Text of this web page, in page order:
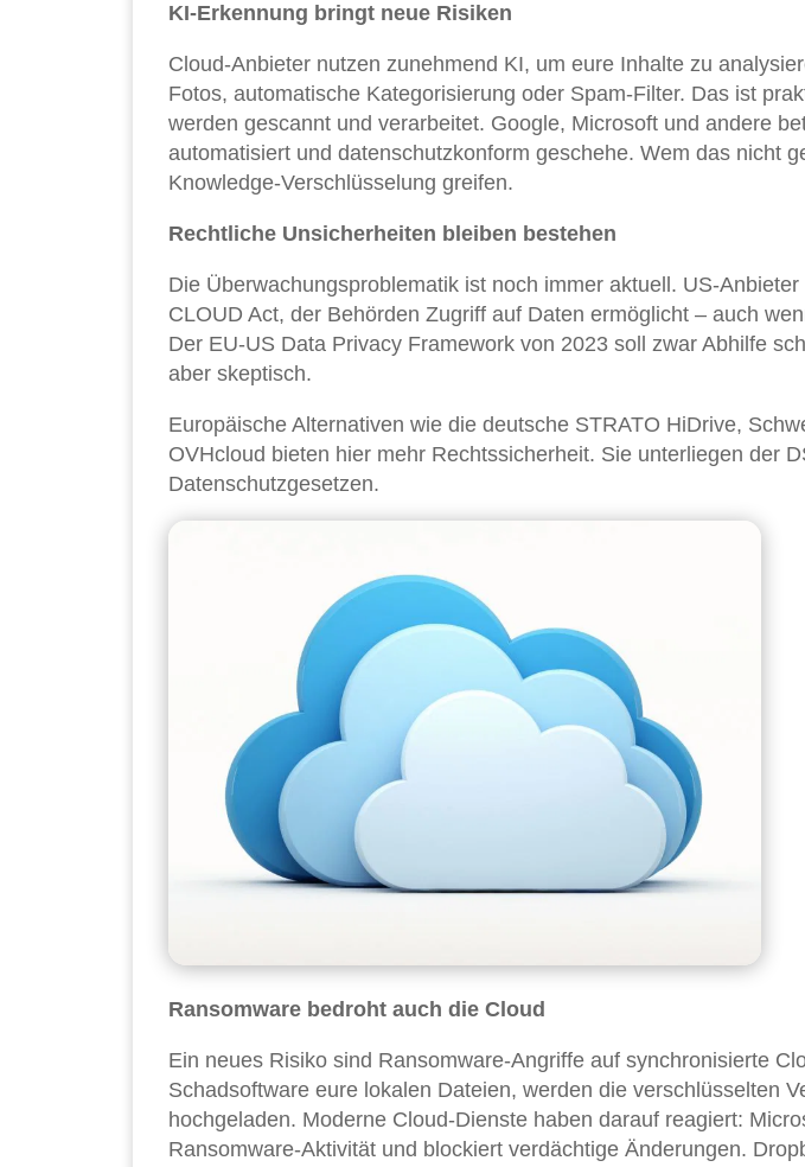
KI-Erkennung bringt neue Risiken
Cloud-Anbieter nutzen zunehmend KI, um eure Inhalte zu
Fotos, automatische Kategorisierung oder Spam-Filter. Das ist
werden gescannt und verarbeitet. Google, Microsoft und andere
automatisiert und datenschutzkonform geschehe. Wem das nicht
Knowledge-Verschlüsselung greifen.
Rechtliche Unsicherheiten bleiben bestehen
Die Überwachungsproblematik ist noch immer aktuell. US-
CLOUD Act, der Behörden Zugriff auf Daten ermöglicht – auch
Der EU-US Data Privacy Framework von 2023 soll zwar Abhilfe
aber skeptisch.
Europäische Alternativen wie die deutsche STRATO HiDrive,
OVHcloud bieten hier mehr Rechtssicherheit. Sie unterliegen der
Datenschutzgesetzen.
Ransomware bedroht auch die Cloud
Ein neues Risiko sind Ransomware-Angriffe auf synchronisierte
Schadsoftware eure lokalen Dateien, werden die verschlüsselten
hochgeladen. Moderne Cloud-Dienste haben darauf reagiert:
Ransomware-Aktivität und blockiert verdächtige Änderungen.